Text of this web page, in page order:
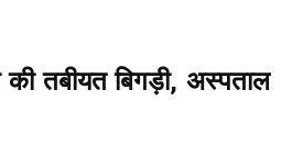
की तबीयत बिगड़ी, अस्पताल